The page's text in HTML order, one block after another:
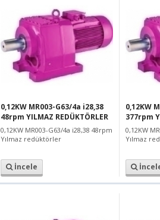
0,12KW MR003-G63/4a i28,38
48rpm YILMAZ REDÜKTÖRLER
0,12KW MR003-G63/4a i28,38 48rpm
Yılmaz redüktörler
İncele
0,12KW
377rpm
0,12KW
Yılmaz